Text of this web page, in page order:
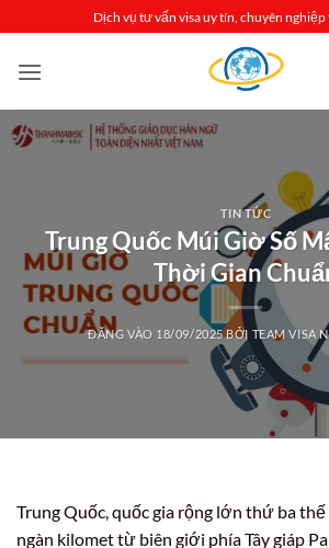
qua
nội
Dịch vụ tư vấn visa uy tín, chuyên
TIN TỨC
Trung Quốc Múi Giờ Số
Thời Gian
ĐĂNG VÀO 18/09/2025BỞI TEAM VISA
Trung Quốc, quốc gia rộng lớn thứ ba
ngàn kilomet từ biên giới phía Tây giáp